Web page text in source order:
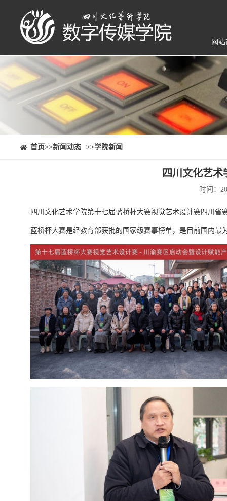
网
⠀⠀首页>>新闻动态 >>学院新闻
四川文化艺
时间：
四川文化艺术学院第十七届蓝桥杯大赛视觉艺术设计赛四川省
蓝桥杯大赛是经教育部获批的国家级赛事榜单，是目前国内最